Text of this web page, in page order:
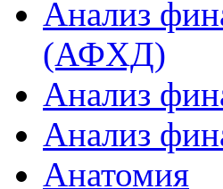
Анализ
(АФХД)
Анализ
Анализ
Анатомия